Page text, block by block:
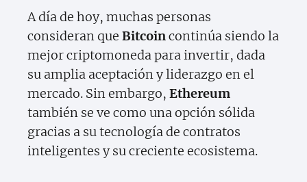
A día de hoy, muchas personas
consideran que Bitcoincontinúa siendo la
mejor criptomoneda para invertir, dada
su amplia aceptación y liderazgo en el
mercado. Sin embargo, Ethereum
también se ve como una opción sólida
gracias a su tecnología de contratos
inteligentes y su creciente ecosistema.